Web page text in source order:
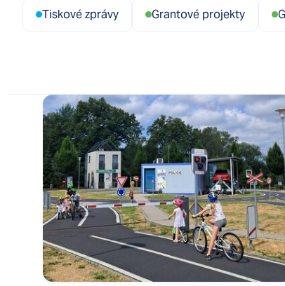
Tiskové zprávy Grantové projekty